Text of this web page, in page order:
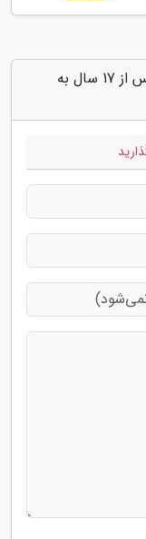
دیدگاه های مرتبط با "باستان شناسان پس از 17 سال به